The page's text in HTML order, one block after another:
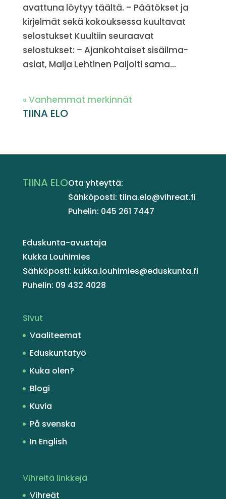
avattuna löytyy täältä. – Päätökset ja
kirjelmät sekä kokouksessa kuultavat
selostukset Kuultiin seuraavat
selostukset: – Ajankohtaiset sisäilma-
asiat, Maija Lehtinen Paljolti sama...
« Vanhemmat merkinnät
TIINA ELO
TIINA ELOOta yhteyttä:
Sähköposti: tiina.elo@vihreat.fi
Puhelin: 045 261 7447
Eduskunta-avustaja
Kukka Louhimies
Sähköposti: kukka.louhimies@eduskunta.fi
Puhelin: 09 432 4028
Sivut
Vaaliteemat
Eduskuntatyö
Kuka olen?
Blogi
Kuvia
På svenska
In English
Vihreitä linkkejä
Vihreät